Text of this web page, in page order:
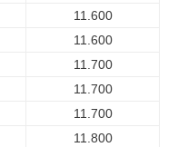
11.600
11.600
11.700
11.700
11.700
11.800